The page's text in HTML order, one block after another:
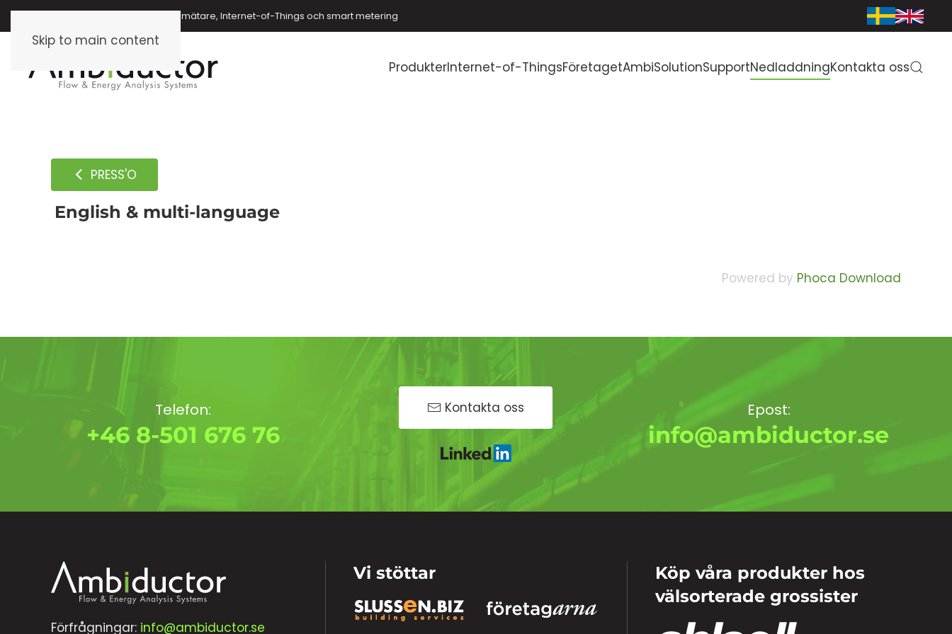
Skip to main content
Energimätare, vattenmätare, oljemätare, Internet-of-Things och smart metering
ProdukterInternet-of-ThingsFöretagetAmbiSolutionSupportNedladdningKontakta oss
PRESS'O
English & multi-language
Powered by Phoca Download
Telefon:
+46 8-501 676 76
Kontakta oss Epost:
info@ambiductor.se
Förfrågningar: info@ambiductor.se
Vi stöttar
Köp våra produkter hos
välsorterade grossister